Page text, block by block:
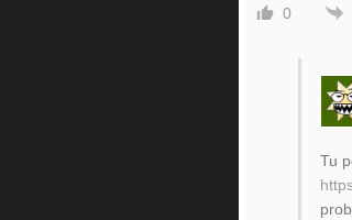
0
Tu